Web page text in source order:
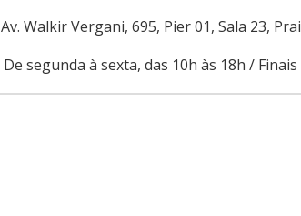
Av. Walkir Vergani, 695, Pier 01, Sala 23,
De segunda à sexta, das 10h às 18h /